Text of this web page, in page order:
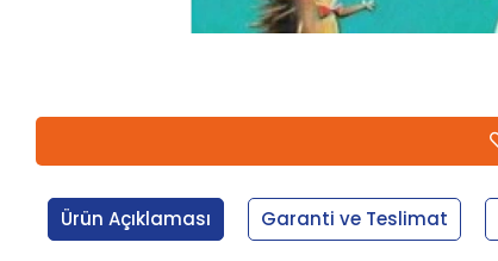
Ürün Açıklaması Garanti ve Teslimat